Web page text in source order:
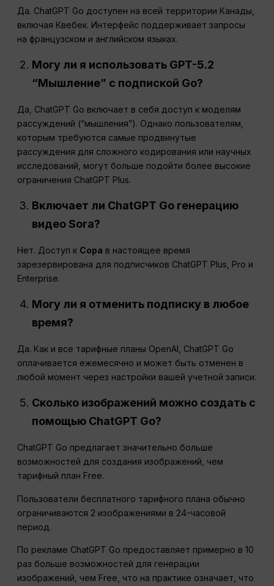
Да. ChatGPT Go доступен на всей территории Канады,
включая Квебек. Интерфейс поддерживает запросы
на французском и английском языках.
Могу ли я использовать GPT-5.2
“Мышление” с подпиской Go?
Да, ChatGPT Go включает в себя доступ к моделям
рассуждений (“мышления”). Однако пользователям,
которым требуются самые продвинутые
рассуждения для сложного кодирования или научных
исследований, могут больше подойти более высокие
ограничения ChatGPT Plus.
Включает ли ChatGPT Go генерацию
видео Sora?
Нет. Доступ к Сора в настоящее время
зарезервирована для подписчиков ChatGPT Plus, Pro и
Enterprise.
Могу ли я отменить подписку в любое
время?
Да. Как и все тарифные планы OpenAI, ChatGPT Go
оплачивается ежемесячно и может быть отменен в
любой момент через настройки вашей учетной записи.
Сколько изображений можно создать с
помощью ChatGPT Go?
ChatGPT Go предлагает значительно больше
возможностей для создания изображений, чем
тарифный план Free.
Пользователи бесплатного тарифного плана обычно
ограничиваются 2 изображениями в 24-часовой
период.
По рекламе ChatGPT Go предоставляет примерно в 10
раз больше возможностей для генерации
изображений, чем Free, что на практике означает, что